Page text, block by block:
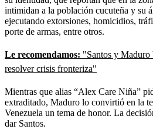
intimidan a la población cucuteña y su
ejecutando extorsiones, homicidios,
porte de armas, entre otros.
Le recomendamos: "Santos y Maduro
resolver crisis fronteriza"
Mientras que alias “Alex Care Niña”
extraditado, Maduro lo convirtió en la
Venezuela un tema de honor. La
dar Santos.